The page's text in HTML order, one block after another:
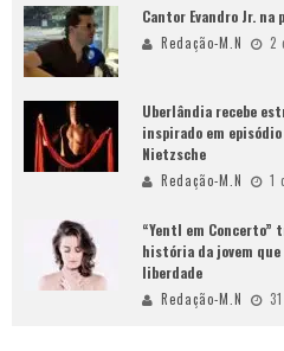
Cantor Evandro Jr. na
Redação-M.N 2
Uberlândia recebe
inspirado em
Nietzsche
Redação-M.N 1
“Yentl em Concerto”
história da jovem
liberdade
Redação-M.N